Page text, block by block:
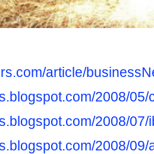
article/
2008/
2008/
2008/